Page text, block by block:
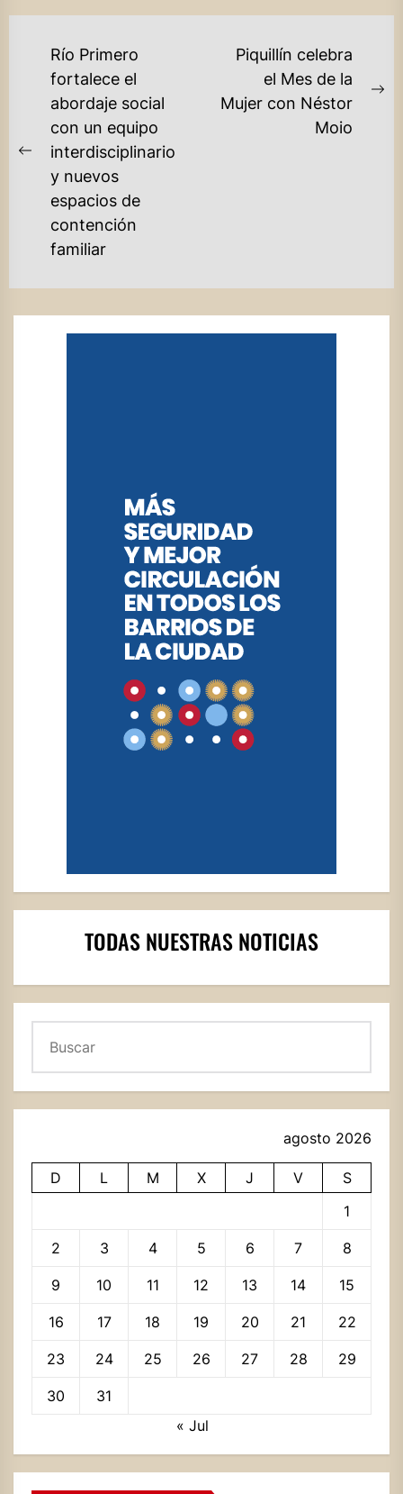
NAVEGACIÓN
ENTRADAS
Previous
post:
Río Primero
fortalece el
abordaje social
con un equipo
interdisciplinario
y nuevos
espacios de
contención
familiar
Piquillín celebra
el Mes de la
Mujer con Néstor
Moio
TODAS NUESTRAS NOTICIAS
agosto 2026
D L M X J V
S
1
2 3 4 5 6 7 8
9 10 11 12 13 14 15
16 17 18 19 20 21 22
23 24 25 26 27 28 29
30
31
« Jul